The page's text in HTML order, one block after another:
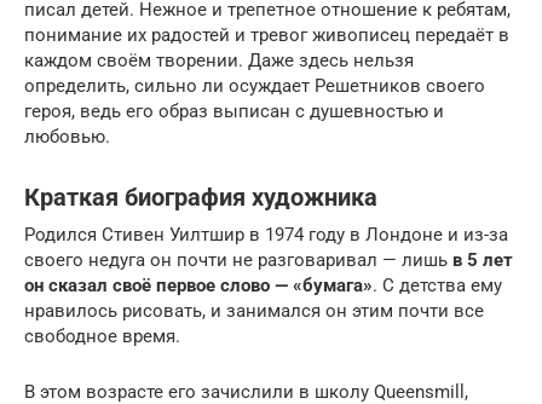
писал детей. Нежное и трепетное отношение к ребятам,
понимание их радостей и тревог живописец передаёт в
каждом своём творении. Даже здесь нельзя
определить, сильно ли осуждает Решетников своего
героя, ведь его образ выписан с душевностью и
любовью.
Краткая биография художника
Родился Стивен Уилтшир в 1974 году в Лондоне и из-за
своего недуга он почти не разговаривал — лишь в 5 лет
он сказал своё первое слово — «бумага». С детства ему
нравилось рисовать, и занимался он этим почти все
свободное время.
В этом возрасте его зачислили в школу Queensmill,